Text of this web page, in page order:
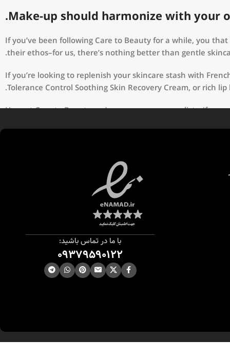
Make-up should harmonize with your
If you’ve been following Care to Beauty for a while, you
their ethos–for us, there’s nothing better than gentle
If you’re looking to replenish your skincare stash with
Tolerance Control Soothing Skin Recovery Cream, or rich
Here at Care to Beauty, we’re sunscreen evangelists: if
با ما در تماس باشید:
09379590122